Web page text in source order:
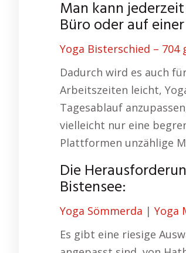
Man kann
Büro oder auf
Yoga Bisterschied – 704
Dadurch wird es auch
Arbeitszeiten leicht,
Tagesablauf
vielleicht nur eine
Plattformen unzählige
Die
Bistensee:
Yoga Sömmerda | Yoga
Es gibt eine riesige